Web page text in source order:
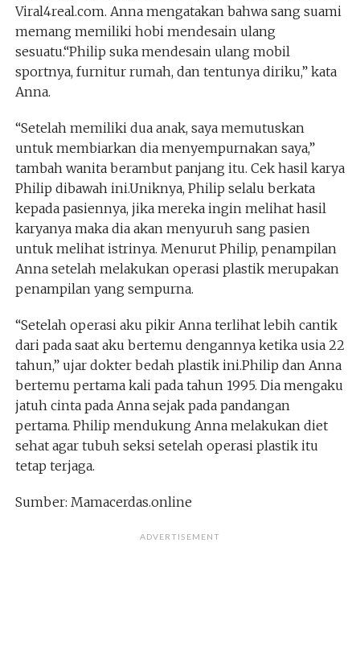
Viral4real.com. Anna mengatakan bahwa sang suami
memang memiliki hobi mendesain ulang
sesuatu.“Philip suka mendesain ulang mobil
sportnya, furnitur rumah, dan tentunya diriku,” kata
Anna.
“Setelah memiliki dua anak, saya memutuskan
untuk membiarkan dia menyempurnakan saya,”
tambah wanita berambut panjang itu. Cek hasil karya
Philip dibawah ini.Uniknya, Philip selalu berkata
kepada pasiennya, jika mereka ingin melihat hasil
karyanya maka dia akan menyuruh sang pasien
untuk melihat istrinya. Menurut Philip, penampilan
Anna setelah melakukan operasi plastik merupakan
penampilan yang sempurna.
“Setelah operasi aku pikir Anna terlihat lebih cantik
dari pada saat aku bertemu dengannya ketika usia 22
tahun,” ujar dokter bedah plastik ini.Philip dan Anna
bertemu pertama kali pada tahun 1995. Dia mengaku
jatuh cinta pada Anna sejak pada pandangan
pertama. Philip mendukung Anna melakukan diet
sehat agar tubuh seksi setelah operasi plastik itu
tetap terjaga.
Sumber: Mamacerdas.online
ADVERTISEMENT